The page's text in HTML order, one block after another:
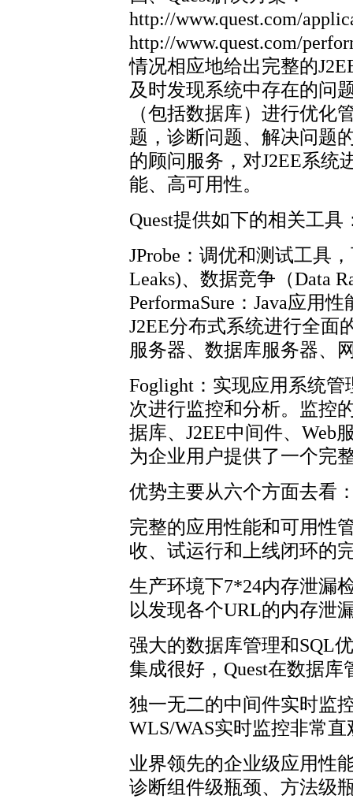
http://www.quest.com/
http://www.quest.com/
情况相应地给出完整的
及时发现系统中存在的问
（包括数据库）进行优化
题，诊断问题、解决问题
的顾问服务，对J2EE系统
能、高可用性。
Quest提供如下的相关工具
JProbe：调优和测试工具
Leaks)、数据竞争（Data
PerformaSure：Java应用
J2EE分布式系统进行全面
服务器、数据库服务器、
Foglight：实现应用系统
次进行监控和分析。监控
据库、J2EE中间件、Web
为企业用户提供了一个完
优势主要从六个方面去看
完整的应用性能和可用性
收、试运行和上线闭环的
生产环境下7*24内存泄漏
以发现各个URL的内存泄
强大的数据库管理和SQL
集成很好，Quest在数据
独一无二的中间件实时监
WLS/WAS实时监控非常
业界领先的企业级应用性
诊断组件级瓶颈、方法级